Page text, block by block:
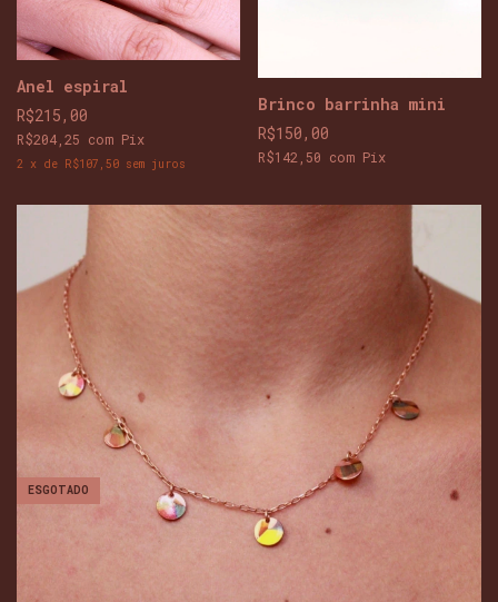
Anel espiral
R$215,00
R$204,25 com Pix
2 x de R$107,50 sem juros
Brinco barrinha mini
R$150,00
R$142,50 com Pix
ESGOTADO